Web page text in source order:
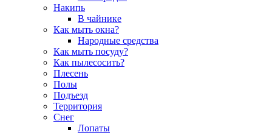
Накипь
В чайнике
Как мыть окна?
Народные средства
Как мыть посуду?
Как пылесосить?
Плесень
Полы
Подъезд
Территория
Снег
Лопаты